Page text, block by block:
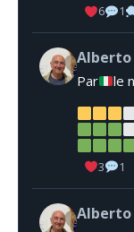
6 1
Alberto
Par le
3 1
Alberto